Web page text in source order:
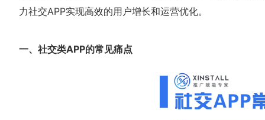
力社交APP实现高效的用户增长和运营优化。
一、 社交类APP的常见痛点